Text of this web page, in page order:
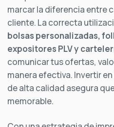
marcar la diferencia entre
cliente. La correcta
bolsas personalizadas,
expositores PLV y
comunicar tus ofertas,
manera efectiva. Invertir
de alta calidad asegura
memorable.